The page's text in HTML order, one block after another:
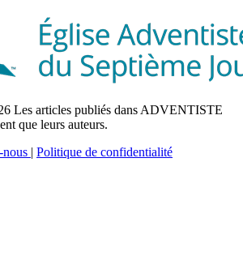
Les articles publiés dans ADVENTISTE
que leurs auteurs.
nous | Politique de confidentialité